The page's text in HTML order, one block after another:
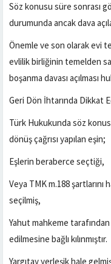
Söz konusu süre sonrası
durumunda ancak dava
Önemle ve son olarak evi
evlilik birliğinin temelden
boşanma davası açılması
Geri Dön İhtarında Dikkat
Türk Hukukunda söz
dönüş çağrısı yapılan eşin;
Eşlerin beraberce seçtiği,
Veya TMK m.188
seçilmiş,
Yahut mahkeme
edilmesine bağlı kılınmıştır.
Yargıtay yerleşik hale